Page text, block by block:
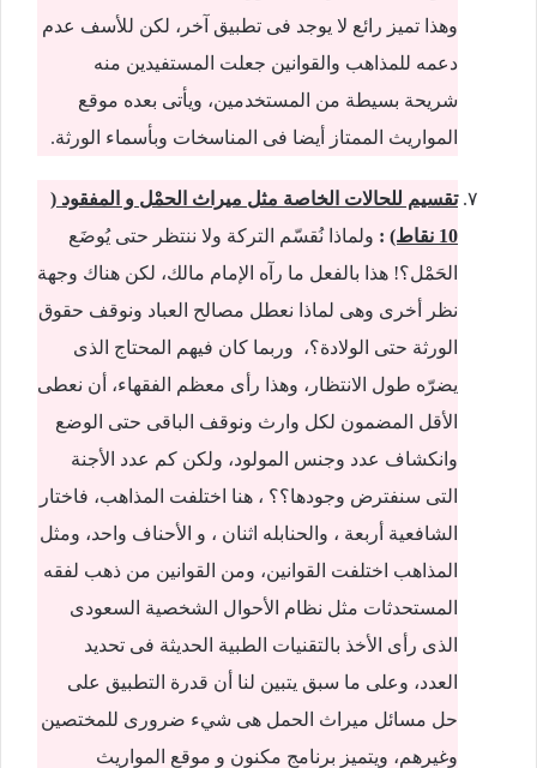
وهذا تميز رائع لا يوجد فى تطبيق آخر، لكن للأسف عدم
دعمه للمذاهب والقوانين جعلت المستفيدين منه
شريحة بسيطة من المستخدمين، ويأتى بعده موقع
المواريث الممتاز أيضا فى المناسخات وبأسماء الورثة.
تقسيم للحالات الخاصة مثل ميراث الحمْل و المفقود (
10 نقاط)
: ولماذا نُقسّم التركة ولا ننتظر حتى يُوضَع
الحَمْل؟! هذا بالفعل ما رآه الإمام مالك، لكن هناك وجهة
نظر أخرى وهى لماذا نعطل مصالح العباد ونوقف حقوق
الورثة حتى الولادة؟، وربما كان فيهم المحتاج الذى
يضرّه طول الانتظار، وهذا رأى معظم الفقهاء، أن نعطى
الأقل المضمون لكل وارث ونوقف الباقى حتى الوضع
وانكشاف عدد وجنس المولود، ولكن كم عدد الأجنة
التى سنفترض وجودها؟؟ ، هنا اختلفت المذاهب، فاختار
الشافعية أربعة ، والحنابله اثنان ، و الأحناف واحد، ومثل
المذاهب اختلفت القوانين، ومن القوانين من ذهب لفقه
المستحدثات مثل نظام الأحوال الشخصية السعودى
الذى رأى الأخذ بالتقنيات الطبية الحديثة فى تحديد
العدد، وعلى ما سبق يتبين لنا أن قدرة التطبيق على
حل مسائل ميراث الحمل هى شيء ضرورى للمختصين
وغيرهم، ويتميز برنامج مكنون و موقع المواريث